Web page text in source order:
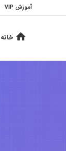
آموزش VIP
خانه